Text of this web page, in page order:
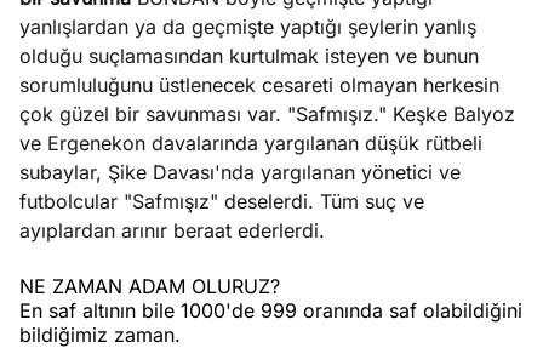
yanlışlardan ya da geçmişte yaptığı şeylerin yanlış
olduğu suçlamasından kurtulmak isteyen ve bunun
sorumluluğunu üstlenecek cesareti olmayan herkesin
çok güzel bir savunması var. "Safmışız." Keşke Balyoz
ve Ergenekon davalarında yargılanan düşük rütbeli
subaylar, Şike Davası'nda yargılanan yönetici ve
futbolcular "Safmışız" deselerdi. Tüm suç ve
ayıplardan arınır beraat ederlerdi.
NE ZAMAN ADAM OLURUZ?
En saf altının bile 1000'de 999 oranında saf olabildiğini
bildiğimiz zaman.